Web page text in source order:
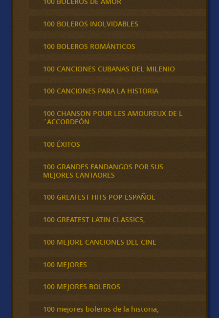
100 BOLEROS INOLVIDABLES
100 BOLEROS ROMÁNTICOS
100 CANCIONES CUBANAS DEL MILENIO
100 CANCIONES PARA LA HISTORIA
100 CHANSON POUR LES AMOUREUX DE L
´ACCORDEÓN
100 ÉXITOS
100 GRANDES FANDANGOS POR SUS
MEJORES CANTAORES
100 GREATEST HITS POP ESPAÑOL
100 GREATEST LATIN CLASSICS,
100 MEJORE CANCIONES DEL CINE
100 MEJORES
100 MEJORES BOLEROS
100 mejores boleros de la historia,